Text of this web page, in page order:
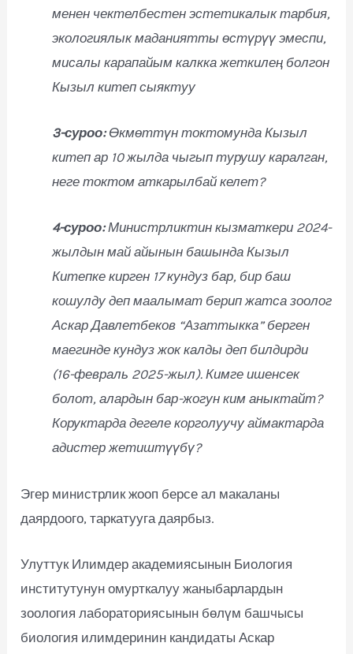
менен чектелбестен эстетикалык тарбия,
экологиялык маданиятты өстүрүү эмеспи,
мисалы карапайым калкка жеткилең болгон
Кызыл китеп сыяктуу
3-суроо:Өкмөттүн токтомунда Кызыл
китеп ар 10 жылда чыгып турушу каралган,
неге токтом аткарылбай келет?
4-суроо:Министрликтин кызматкери 2024-
жылдын май айынын башында Кызыл
Китепке кирген 17 кундуз бар, бир баш
кошулду деп маалымат берип жатса зоолог
Аскар Давлетбеков “Азаттыкка” берген
маегинде кундуз жок калды деп билдирди
(16-февраль 2025-жыл). Кимге ишенсек
болот, алардын бар-жогун ким аныктайт?
Коруктарда дегеле корголуучу аймактарда
адистер жетиштүүбү?
Эгер министрлик жооп берсе ал макаланы
даярдоого, таркатууга даярбыз.
Улуттук Илимдер академиясынын Биология
институтунун омурткалуу жаныбарлардын
зоология лабораториясынын бөлүм башчысы
биология илимдеринин кандидаты Аскар